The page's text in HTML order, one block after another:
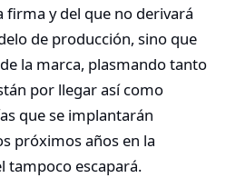
y del que no derivará
de producción, sino que
la marca, plasmando tanto
por llegar así como
que se implantarán
próximos años en la
tampoco escapará.